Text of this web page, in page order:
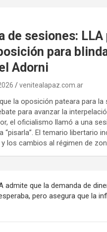
de sesiones:
para
Adorni
venitealapaz.com.ar
la oposición pateara para la
para avanzar la
el oficialismo llamó a una
“pisarla”. El temario libertario
los cambios al régimen de
admite que la demanda de
pero asegura que la